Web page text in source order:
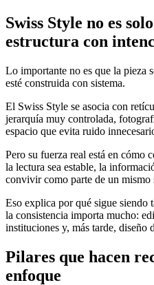
Swiss Style no es
estructura con
Lo importante no es que la pieza
esté construida con sistema.
El Swiss Style se asocia con
jerarquía muy controlada,
espacio que evita ruido
Pero su fuerza real está en cómo
la lectura sea estable, la
convivir como parte de un mismo
Eso explica por qué sigue siendo
la consistencia importa mucho:
instituciones y, más tarde, diseño
Pilares que hacen
enfoque